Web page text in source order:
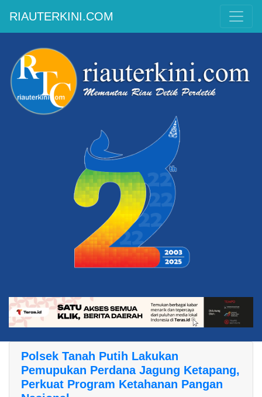
RIAUTERKINI.COM
Polsek Tanah Putih Lakukan
Pemupukan Perdana Jagung Ketapang,
Perkuat Program Ketahanan Pangan